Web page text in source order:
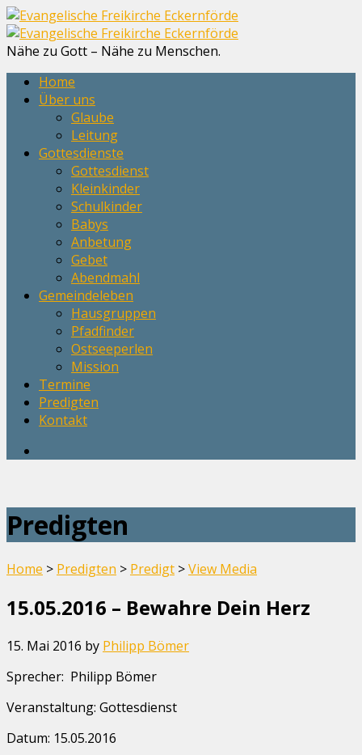
Nähe zu Gott – Nähe zu Menschen.
Home
Über uns
Glaube
Leitung
Gottesdienste
Gottesdienst
Kleinkinder
Schulkinder
Babys
Anbetung
Gebet
Abendmahl
Gemeindeleben
Hausgruppen
Pfadfinder
Ostseeperlen
Mission
Termine
Predigten
Kontakt
Predigten
Home > Predigten > Predigt >View Media
15.05.2016 – Bewahre Dein Herz
15. Mai 2016 by Philipp Bömer
Sprecher: Philipp Bömer
Veranstaltung: Gottesdienst
Datum: 15.05.2016